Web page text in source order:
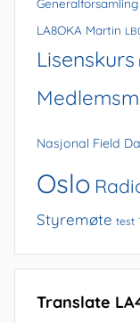
LA8OKA Martin
Lisenskurs
Nasjonal Field
Oslo
Styremøte test
Translate